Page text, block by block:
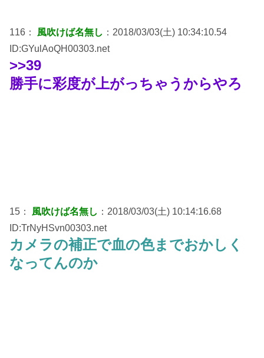
116： 風吹けば名無し ：2018/03/03(土) 10:34:10.54
ID:GYulAoQH00303.net
>>39
勝手に彩度が上がっちゃうからやろ
15： 風吹けば名無し ：2018/03/03(土) 10:14:16.68
ID:TrNyHSvn00303.net
カメラの補正で血の色までおかしく
なってんのか